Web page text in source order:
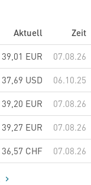
Aktuell
Zeit
39,01 EUR
07.08.26
37,69 USD
06.10.25
39,20 EUR
07.08.26
39,27 EUR
07.08.26
36,57 CHF 07.08.26